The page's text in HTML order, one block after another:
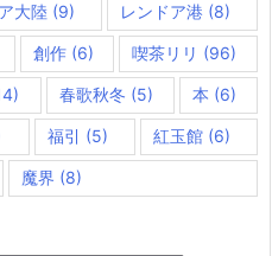
大陸 (9) レンドア港 (8)
創作(6) 喫茶リリ (96)
春歌秋冬 (5) 本 (6)
福引 (5) 紅玉館(6)
魔界 (8)